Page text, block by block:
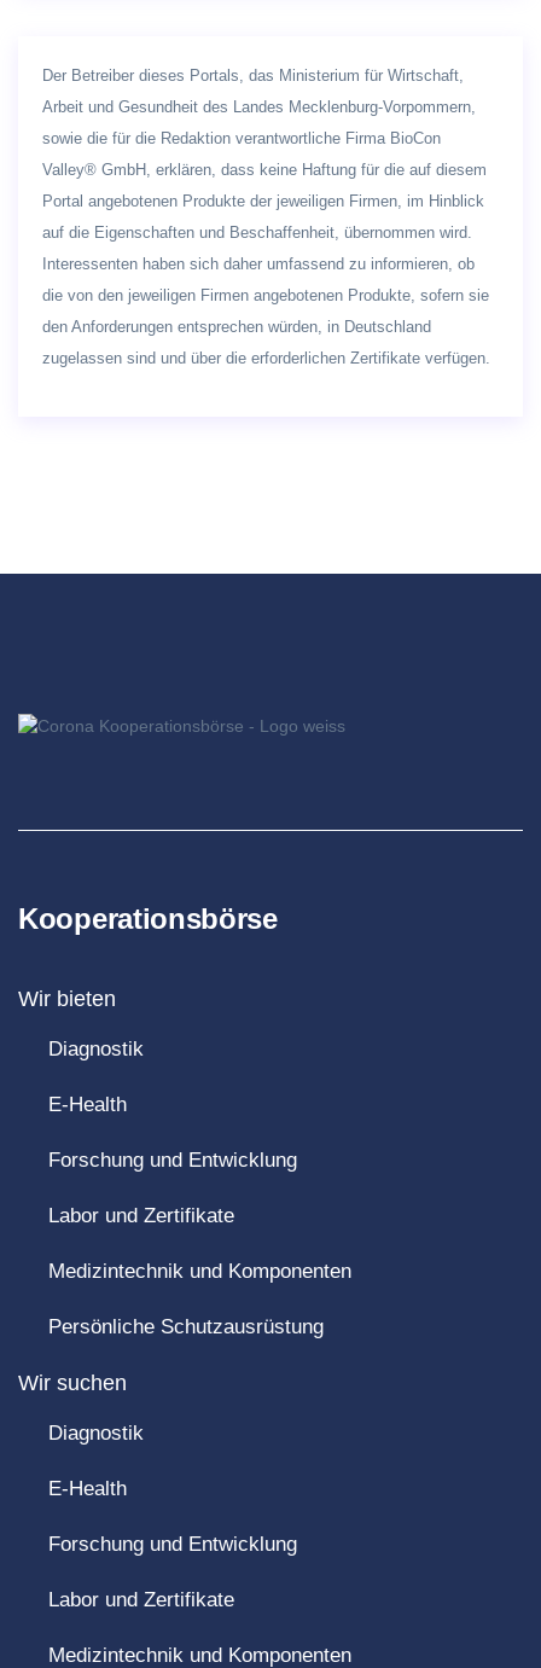
Der Betreiber dieses Portals, das Ministerium für Wirtschaft,
Arbeit und Gesundheit des Landes Mecklenburg-Vorpommern,
sowie die für die Redaktion verantwortliche Firma BioCon
Valley® GmbH, erklären, dass keine Haftung für die auf diesem
Portal angebotenen Produkte der jeweiligen Firmen, im Hinblick
auf die Eigenschaften und Beschaffenheit, übernommen wird.
Interessenten haben sich daher umfassend zu informieren, ob
die von den jeweiligen Firmen angebotenen Produkte, sofern sie
den Anforderungen entsprechen würden, in Deutschland
zugelassen sind und über die erforderlichen Zertifikate verfügen.
Kooperationsbörse
Wir bieten
Diagnostik
E-Health
Forschung und Entwicklung
Labor und Zertifikate
Medizintechnik und Komponenten
Persönliche Schutzausrüstung
Wir suchen
Diagnostik
E-Health
Forschung und Entwicklung
Labor und Zertifikate
Medizintechnik und Komponenten